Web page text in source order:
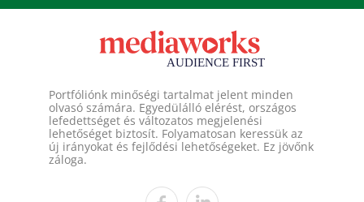
Portfóliónk minőségi tartalmat jelent minden
olvasó számára. Egyedülálló elérést, országos
lefedettséget és változatos megjelenési
lehetőséget biztosít. Folyamatosan keressük az
új irányokat és fejlődési lehetőségeket. Ez jövőnk
záloga.